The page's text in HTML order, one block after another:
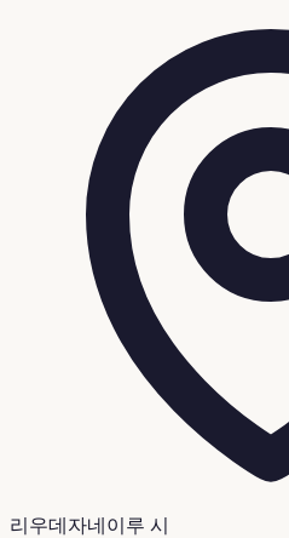
리우데자네이루 시